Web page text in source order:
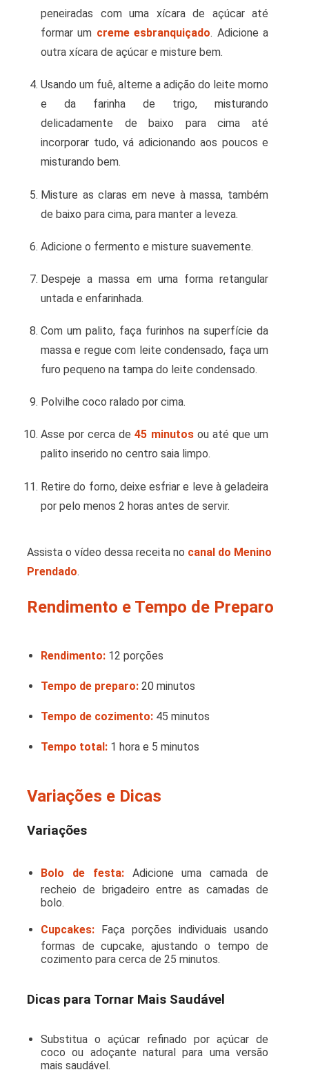
peneiradas com uma xícara de açúcar até
formar um creme esbranquiçado. Adicione a
outra xícara de açúcar e misture bem.
Usando um fuê, alterne a adição do leite morno
e da farinha de trigo, misturando
delicadamente de baixo para cima até
incorporar tudo, vá adicionando aos poucos e
misturando bem.
Misture as claras em neve à massa, também
de baixo para cima, para manter a leveza.
Adicione o fermento e misture suavemente.
Despeje a massa em uma forma retangular
untada e enfarinhada.
Com um palito, faça furinhos na superfície da
massa e regue com leite condensado, faça um
furo pequeno na tampa do leite condensado.
Polvilhe coco ralado por cima.
Asse por cerca de45 minutosou até que um
palito inserido no centro saia limpo.
Retire do forno, deixe esfriar e leve à geladeira
por pelo menos 2 horas antes de servir.
Assista o vídeo dessa receita no canal do Menino
Prendado.
Rendimento e Tempo de Preparo
Rendimento: 12 porções
Tempo de preparo: 20 minutos
Tempo de cozimento: 45 minutos
Tempo total: 1 hora e 5 minutos
Variações e Dicas
Variações
Bolo de festa:Adicione uma camada de
recheio de brigadeiro entre as camadas de
bolo.
Cupcakes: Faça porções individuais usando
formas de cupcake, ajustando o tempo de
cozimento para cerca de 25 minutos.
Dicas para Tornar Mais Saudável
Substitua o açúcar refinado por açúcar de
coco ou adoçante natural para uma versão
mais saudável.